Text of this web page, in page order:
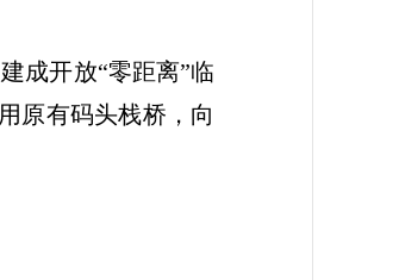
成开放“零距离”临
原有码头栈桥，向